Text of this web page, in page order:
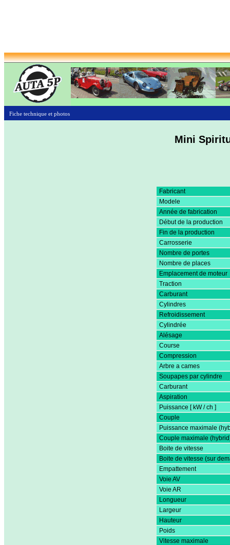
Fiche technique et photos
Mini
Fabricant
Modele
Année de fabrication
Début de la production
Fin de la production
Carrosserie
Nombre de portes
Nombre de places
Emplacement de moteur
Traction
Carburant
Cylindres
Refroidissement
Cylindrée
Alésage
Course
Compression
Arbre a cames
Soupapes par cylindre
Carburant
Aspiration
Puissance [ kW / ch ]
Couple
Puissance maximale
Couple maximale
Boite de vitesse
Boite de vitesse (sur
Empattement
Voie AV
Voie AR
Longueur
Largeur
Hauteur
Poids
Vitesse maximale